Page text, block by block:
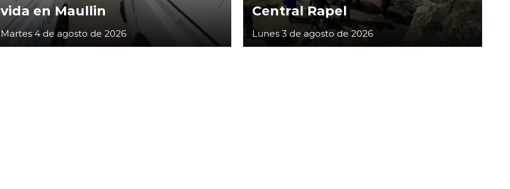
vida en Maullin
Martes 4 de agosto de 2026
Central Rapel
Lunes 3 de agosto de 2026